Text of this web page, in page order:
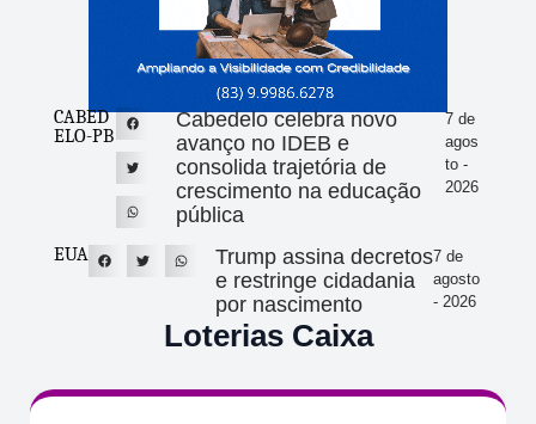
CABED
ELO-PB
Cabedelo celebra novo
avanço no IDEB e
consolida trajetória de
crescimento na educação
pública
7 de
agos
to -
2026
EUA
Trump assina decretos
e restringe cidadania
por nascimento
7 de
agosto
- 2026
Loterias Caixa